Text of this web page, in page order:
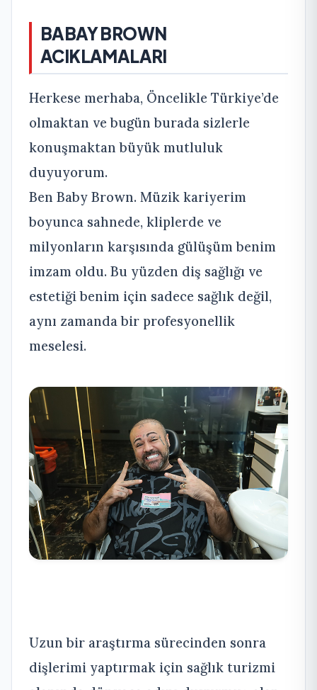
BABAY BROWN
ACIKLAMALARI
Herkese merhaba, Öncelikle Türkiye’de
olmaktan ve bugün burada sizlerle
konuşmaktan büyük mutluluk
duyuyorum.
Ben Baby Brown. Müzik kariyerim
boyunca sahnede, kliplerde ve
milyonların karşısında gülüşüm benim
imzam oldu. Bu yüzden diş sağlığı ve
estetiği benim için sadece sağlık değil,
aynı zamanda bir profesyonellik
meselesi.
Uzun bir araştırma sürecinden sonra
dişlerimi yaptırmak için sağlık turizmi